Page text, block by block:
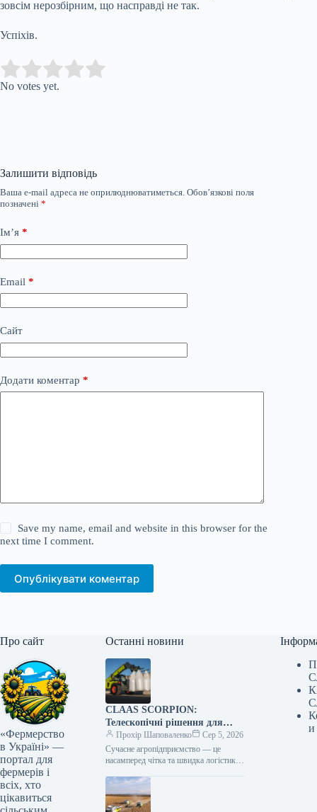
зовсім нерозбірним, що насправді не так.
Успіхів.
Rate this item:
No votes yet.
Залишити відповідь
Ваша e-mail адреса не оприлюднюватиметься. Обов’язкові поля
позначені *
Ім’я *
Email *
Сайт
Додати коментар *
Save my name, email and website in this browser for the
next time I comment.
Опублікувати коментар
Про сайт
«Фермерство
в Україні» —
портал для
фермерів і
всіх, хто
цікавиться
Останні новини
CLAAS SCORPION:
Телескопічні рішення для
ефективного агрологістичного
менеджменту
Прохір Шаповаленко
Сер 5, 2026
Сучасне агропідприємство — це
насамперед чітка та швидка логістика.
тисяч тонн зерна, робота з
біогазовими…
и